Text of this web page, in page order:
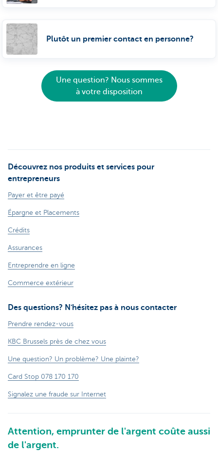
Plutôt un premier contact en personne?
Une question? Nous sommes
à votre disposition
Découvrez nos produits et services pour
entrepreneurs
Payer et être payé
Épargne et Placements
Crédits
Assurances
Entreprendre en ligne
Commerce extérieur
Des questions? N'hésitez pas à nous contacter
Prendre rendez-vous
KBC Brussels près de chez vous
Une question? Un problème? Une plainte?
Card Stop 078 170 170
Signalez une fraude sur Internet
Attention, emprunter de l'argent coûte aussi
de l'argent.